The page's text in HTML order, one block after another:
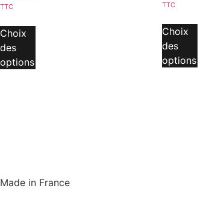
TTC
Choix
des
options
TTC
Choix
des
options
Made in France